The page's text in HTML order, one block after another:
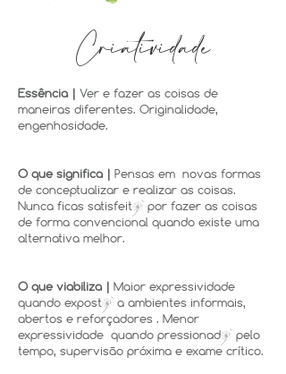
Criatividade
Essência |
Ver e fazer as coisas de
maneiras diferentes. Originalidade,
engenhosidade.
O que significa |
Pensas em novas formas
de conceptualizar e realizar as coisas.
Nunca ficas satisfeit§ por fazer as coisas
de forma convencional quando existe uma
alternativa melhor.
O que viabiliza |
Maior expressividade
quando expost§ a ambientes informais,
abertos e reforçadores . Menor
expressividade quando pressionad§ pelo
tempo, supervisão próxima e exame crítico.